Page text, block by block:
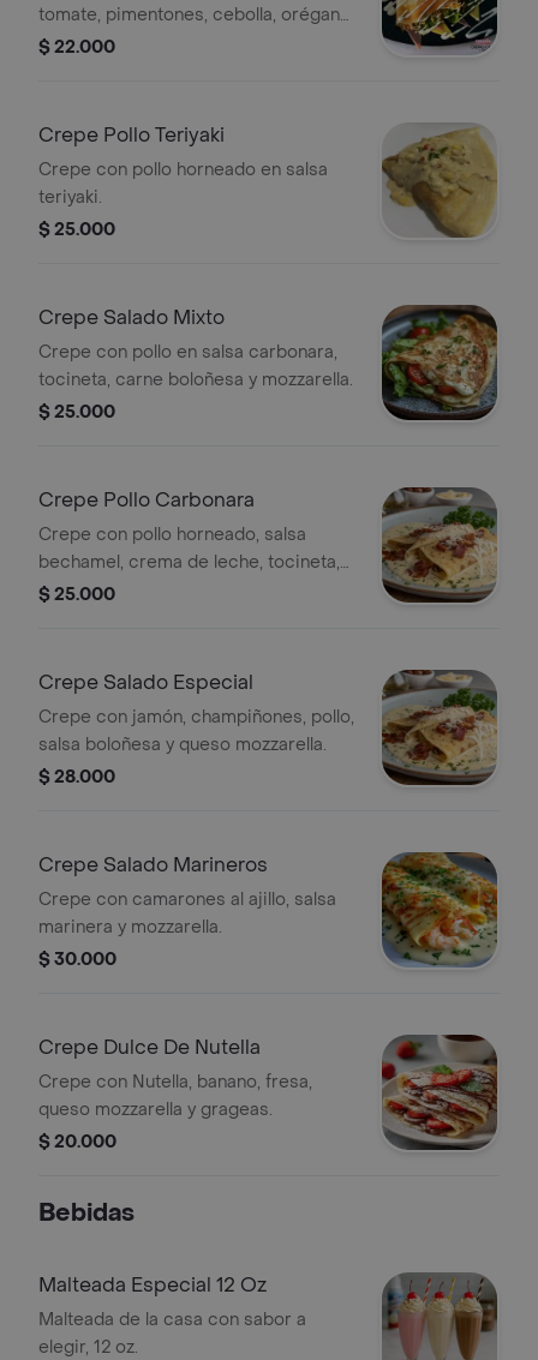
tomate, pimentones, cebolla, orégano
y mozzarella.
$ 22.000
Crepe Pollo Teriyaki
Crepe con pollo horneado en salsa
teriyaki.
$ 25.000
Crepe Salado Mixto
Crepe con pollo en salsa carbonara,
tocineta, carne boloñesa y mozzarella.
$ 25.000
Crepe Pollo Carbonara
Crepe con pollo horneado, salsa
bechamel, crema de leche, tocineta,
parmesano y pan.
$ 25.000
Crepe Salado Especial
Crepe con jamón, champiñones, pollo,
salsa boloñesa y queso mozzarella.
$ 28.000
Crepe Salado Marineros
Crepe con camarones al ajillo, salsa
marinera y mozzarella.
$ 30.000
Crepe Dulce De Nutella
Crepe con Nutella, banano, fresa,
queso mozzarella y grageas.
$ 20.000
Bebidas
Malteada Especial 12 Oz
Malteada de la casa con sabor a
elegir, 12 oz.